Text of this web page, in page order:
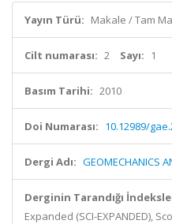
Yayın Türü: Makale / Tam
Cilt numarası: 2 Sayı: 1
Basım Tarihi: 2010
Doi Numarası: 10.12989/
Dergi Adı: GEOMECHANICS
Derginin Tarandığı
Expanded (SCI-EXPANDED),